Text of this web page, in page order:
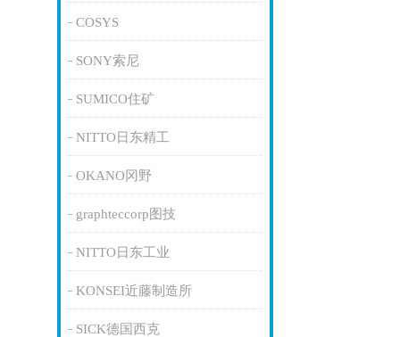
COSYS
SONY索尼
SUMICO住矿
NITTO日东精工
OKANO冈野
graphteccorp图技
NITTO日东工业
KONSEI近藤制造所
SICK德国西克